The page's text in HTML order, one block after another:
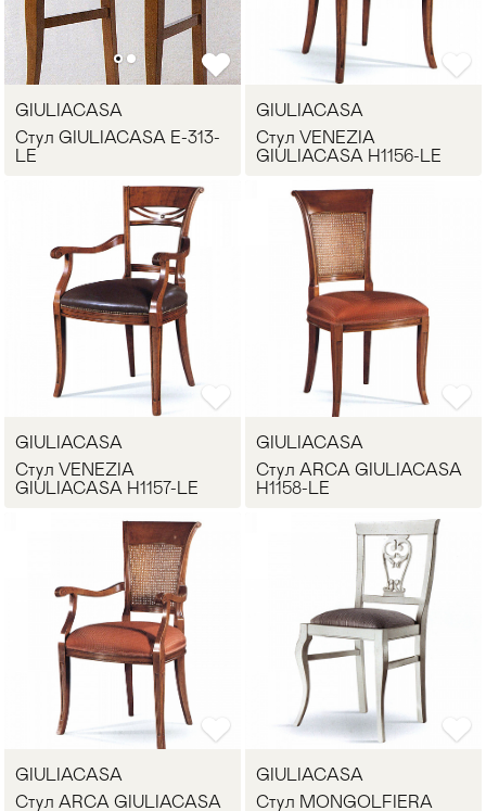
GIULIACASA
Стул GIULIACASA E-313-
LE
GIULIACASA
Стул VENEZIA
GIULIACASA H1156-LE
GIULIACASA
Стул VENEZIA
GIULIACASA H1157-LE
GIULIACASA
Стул ARCA GIULIACASA
H1158-LE
GIULIACASA
Стул ARCA GIULIACASA
GIULIACASA
Стул MONGOLFIERA